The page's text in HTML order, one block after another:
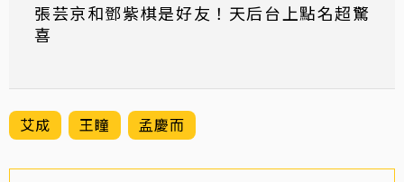
張芸京和鄧紫棋是好友！天后台上點名超驚
喜
艾成 王瞳 孟慶而